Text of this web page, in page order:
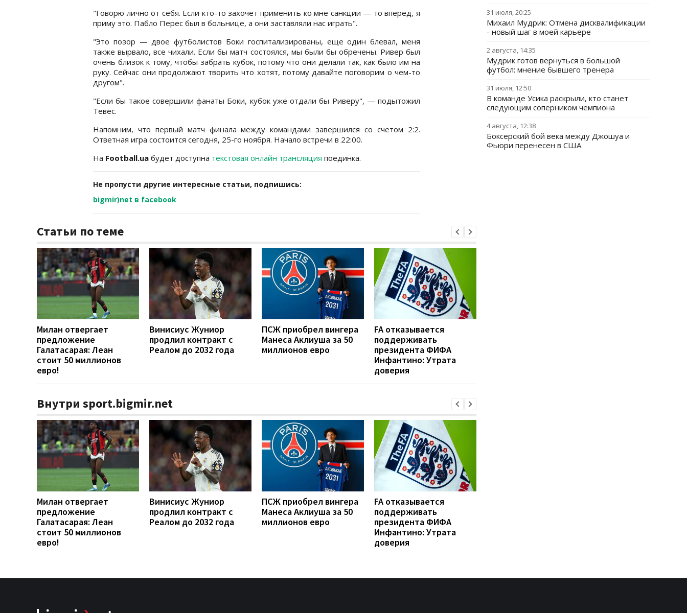
"Говорю лично от себя. Если кто-то захочет применить ко мне санкции — то вперед, я
приму это. Пабло Перес был в больнице, а они заставляли нас играть".
"Это позор — двое футболистов Боки госпитализированы, еще один блевал, меня
также вырвало, все чихали. Если бы матч состоялся, мы были бы обречены. Ривер был
очень близок к тому, чтобы забрать кубок, потому что они делали так, как было им на
руку. Сейчас они продолжают творить что хотят, потому давайте поговорим о чем-то
другом".
"Если бы такое совершили фанаты Боки, кубок уже отдали бы Риверу", — подытожил
Тевес.
Напомним, что первый матч финала между командами завершился со счетом 2:2.
Ответная игра состоится сегодня, 25-го ноября. Начало встречи в 22:00.
На Football.ua будет доступна текстовая онлайн трансляция поединка.
Не пропусти другие интересные статьи, подпишись:
bigmir)net в facebook
Статьи по теме
Милан отвергает
предложение
Галатасарая: Леан
стоит 50 миллионов
евро!
Винисиус Жуниор
продлил контракт с
Реалом до 2032 года
ПСЖ приобрел вингера
Манеса Аклиуша за 50
миллионов евро
FA отказывается
поддерживать
президента ФИФА
Инфантино: Утрата
доверия
Внутри sport.bigmir.net
Милан отвергает
предложение
Галатасарая: Леан
стоит 50 миллионов
евро!
Винисиус Жуниор
продлил контракт с
Реалом до 2032 года
ПСЖ приобрел вингера
Манеса Аклиуша за 50
миллионов евро
FA отказывается
поддерживать
президента ФИФА
Инфантино: Утрата
доверия
31 июля, 20:25
Михаил Мудрик: Отмена дисквалификации
- новый шаг в моей карьере
2 августа, 14:35
Мудрик готов вернуться в большой
футбол: мнение бывшего тренера
31 июля, 12:50
В команде Усика раскрыли, кто станет
следующим соперником чемпиона
4 августа, 12:38
Боксерский бой века между Джошуа и
Фьюри перенесен в США